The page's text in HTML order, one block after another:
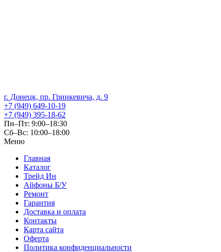
г. Донецк, пр. Гринкевича, д. 9
+7 (949) 649-10-19
+7 (949) 395-18-62
Пн–Пт: 9:00–18:30
Сб–Вс: 10:00–18:00
Меню
Главная
Каталог
Трейд Ин
Айфоны Б/У
Ремонт
Гарантия
Доставка и оплата
Контакты
Карта сайта
Оферта
Политика конфиденциальности